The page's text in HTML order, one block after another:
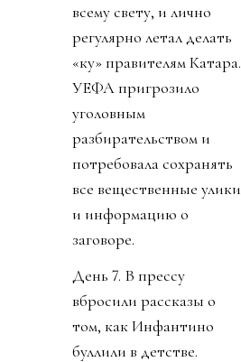
всему свету, и лично
регулярно летал делать
«ку» правителям Катара.
УЕФА пригрозило
уголовным
разбирательством и
потребовала сохранять
все вещественные улики
и информацию о
заговоре.
День 7. В прессу
вбросили рассказы о
том, как Инфантино
буллили в детстве.